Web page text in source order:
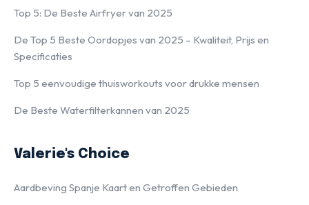
Top 5: De Beste Airfryer van 2025
De Top 5 Beste Oordopjes van 2025 – Kwaliteit, Prijs en
Specificaties
Top 5 eenvoudige thuisworkouts voor drukke mensen
De Beste Waterfilterkannen van 2025
Valerie's Choice
Aardbeving Spanje Kaart en Getroffen Gebieden